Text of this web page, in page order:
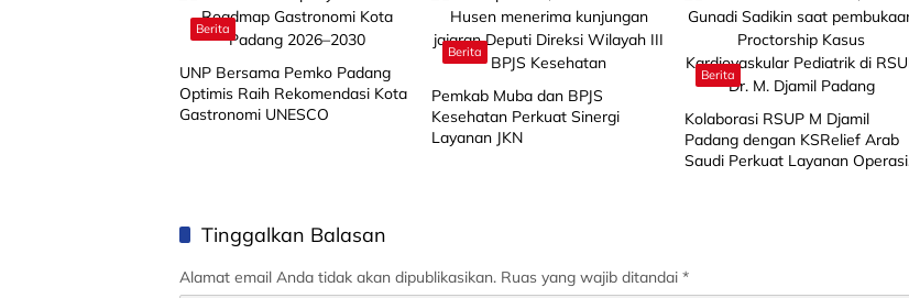
Berita
UNP Bersama Pemko Padang
Optimis Raih Rekomendasi Kota
Gastronomi UNESCO
Berita
Pemkab Muba dan BPJS
Kesehatan Perkuat Sinergi
Layanan JKN
Berita
Kolaborasi RSUP M Djamil
Padang dengan KSRelief Arab
Saudi Perkuat Layanan Operasi
Tinggalkan Balasan
Alamat email Anda tidak akan dipublikasikan. Ruas yang wajib ditandai *